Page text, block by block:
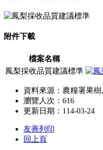
附件下載
檔案名稱
鳳梨採收品質建議標準
資料來源：農糧署果
瀏覽人次：616
更新日期：114-03-24
友善列印
回上頁